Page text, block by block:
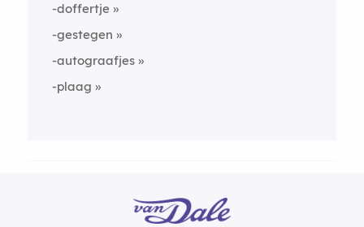
-doffertje
-gestegen
-autograafjes
-plaag